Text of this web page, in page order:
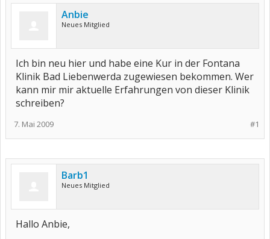
Anbie
Neues Mitglied
Ich bin neu hier und habe eine Kur in der Fontana
Klinik Bad Liebenwerda zugewiesen bekommen. Wer
kann mir mir aktuelle Erfahrungen von dieser Klinik
schreiben?
#1
7. Mai 2009
Barb1
Neues Mitglied
Hallo Anbie,